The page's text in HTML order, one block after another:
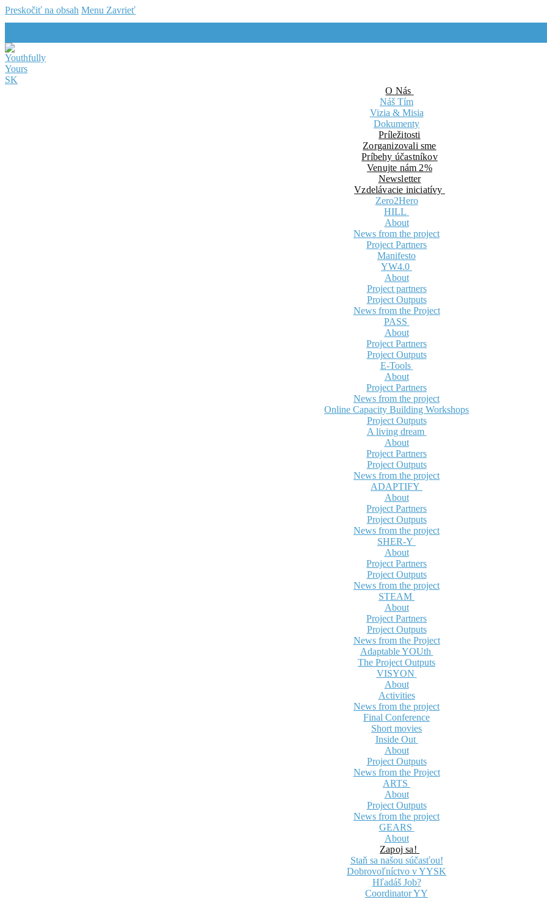
Preskočiť na obsah Menu Zavrieť
O Nás
Náš Tím
Vizia & Misia
Dokumenty
Príležitosti
Zorganizovali sme
Príbehy účastníkov
Venujte nám 2%
Newsletter
Vzdelávacie iniciatívy
Zero2Hero
HILL
About
News from the project
Project Partners
Manifesto
YW4.0
About
Project partners
Project Outputs
News from the Project
PASS
About
Project Partners
Project Outputs
E-Tools
About
Project Partners
News from the project
Online Capacity Building Workshops
Project Outputs
A living dream
About
Project Partners
Project Outputs
News from the project
ADAPTIFY
About
Project Partners
Project Outputs
News from the project
SHER-Y
About
Project Partners
Project Outputs
News from the project
STEAM
About
Project Partners
Project Outputs
News from the Project
Adaptable YOUth
The Project Outputs
VISYON
About
Activities
News from the project
Final Conference
Short movies
Inside Out
About
Project Outputs
News from the Project
ARTS
About
Project Outputs
News from the project
GEARS
About
Zapoj sa!
Staň sa našou súčasťou!
Dobrovoľníctvo v YYSK
Hľadáš Job?
Coordinator YY